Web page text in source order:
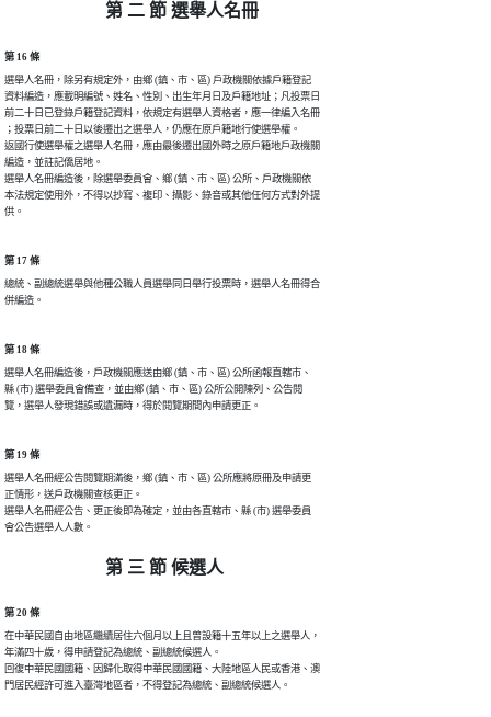
第 二 節 選舉人名冊
第 16 條
選舉人名冊，除另有規定外，由鄉 (鎮、市、區) 戶政機關依據戶籍登記
資料編造，應載明編號、姓名、性別、出生年月日及戶籍地址；凡投票日
前二十日已登錄戶籍登記資料，依規定有選舉人資格者，應一律編入名冊
；投票日前二十日以後遷出之選舉人，仍應在原戶籍地行使選舉權。
返國行使選舉權之選舉人名冊，應由最後遷出國外時之原戶籍地戶政機關
編造，並註記僑居地。
選舉人名冊編造後，除選舉委員會、鄉 (鎮、市、區) 公所、戶政機關依
本法規定使用外，不得以抄寫、複印、攝影、錄音或其他任何方式對外提
供。
第 17 條
總統、副總統選舉與他種公職人員選舉同日舉行投票時，選舉人名冊得合
併編造。
第 18 條
選舉人名冊編造後，戶政機關應送由鄉 (鎮、市、區) 公所函報直轄市、
縣 (市) 選舉委員會備查，並由鄉 (鎮、市、區) 公所公開陳列、公告閱
覽，選舉人發現錯誤或遺漏時，得於閱覽期間內申請更正。
第 19 條
選舉人名冊經公告閱覽期滿後，鄉 (鎮、市、區) 公所應將原冊及申請更
正情形，送戶政機關查核更正。
選舉人名冊經公告、更正後即為確定，並由各直轄市、縣 (市) 選舉委員
會公告選舉人人數。
第 三 節 候選人
第 20 條
在中華民國自由地區繼續居住六個月以上且曾設籍十五年以上之選舉人，
年滿四十歲，得申請登記為總統、副總統候選人。
回復中華民國國籍、因歸化取得中華民國國籍、大陸地區人民或香港、澳
門居民經許可進入臺灣地區者，不得登記為總統、副總統候選人。